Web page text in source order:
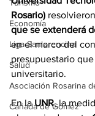
Turismo
Economía
Liga Sanlorencina
Salud
Asociación Rosarina
Cañada de Gómez
Rosario)
que se extenderá
en el marco del
presupuestario
universitario.
En la UNR, la